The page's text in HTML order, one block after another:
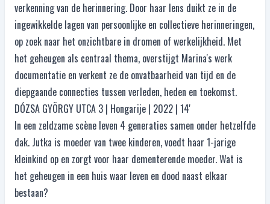
verkenning van de herinnering. Door haar lens duikt ze in de
ingewikkelde lagen van persoonlijke en collectieve herinneringen,
op zoek naar het onzichtbare in dromen of werkelijkheid. Met
het geheugen als centraal thema, overstijgt Marina's werk
documentatie en verkent ze de onvatbaarheid van tijd en de
diepgaande connecties tussen verleden, heden en toekomst.
DÓZSA GYÖRGY UTCA 3 | Hongarije | 2022 | 14'
In een zeldzame scène leven 4 generaties samen onder hetzelfde
dak. Jutka is moeder van twee kinderen, voedt haar 1-jarige
kleinkind op en zorgt voor haar dementerende moeder. Wat is
het geheugen in een huis waar leven en dood naast elkaar
bestaan?